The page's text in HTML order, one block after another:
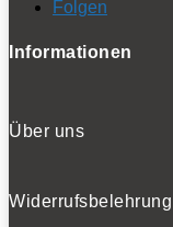
Folgen
Informationen
Über uns
Widerrufsbelehrung